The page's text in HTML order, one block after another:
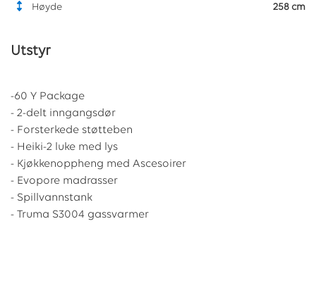
Høyde 258 cm
Utstyr
-60 Y Package
- 2-delt inngangsdør
- Forsterkede støtteben
- Heiki-2 luke med lys
- Kjøkkenoppheng med Ascesoirer
- Evopore madrasser
- Spillvannstank
- Truma S3004 gassvarmer